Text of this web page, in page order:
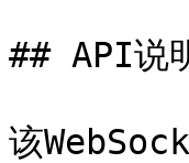
## API说
该